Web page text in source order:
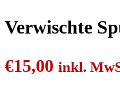
Verwischte
€15,00 inkl.